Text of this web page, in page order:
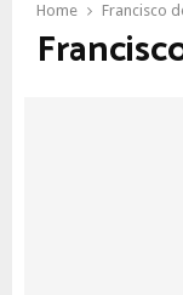
Home Francisco